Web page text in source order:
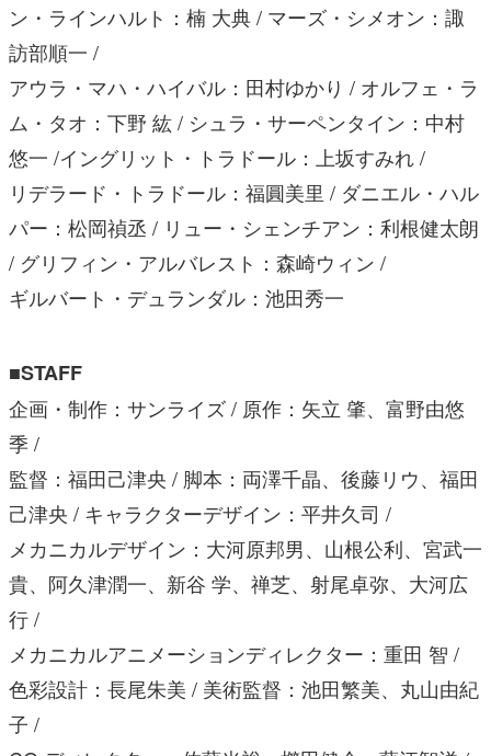
ン・ラインハルト：楠 大典 / マーズ・シメオン：諏
訪部順一 /
アウラ・マハ・ハイバル：田村ゆかり / オルフェ・ラ
ム・タオ：下野 紘 / シュラ・サーペンタイン：中村
悠一 /イングリット・トラドール：上坂すみれ /
リデラード・トラドール：福圓美里 / ダニエル・ハル
パー：松岡禎丞 / リュー・シェンチアン：利根健太朗
/ グリフィン・アルバレスト：森崎ウィン /
ギルバート・デュランダル：池田秀一
■STAFF
企画・制作：サンライズ / 原作：矢立 肇、富野由悠
季 /
監督：福田己津央 / 脚本：両澤千晶、後藤リウ、福田
己津央 / キャラクターデザイン：平井久司 /
メカニカルデザイン：大河原邦男、山根公利、宮武一
貴、阿久津潤一、新谷 学、禅芝、射尾卓弥、大河広
行 /
メカニカルアニメーションディレクター：重田 智 /
色彩設計：長尾朱美 / 美術監督：池田繁美、丸山由紀
子 /